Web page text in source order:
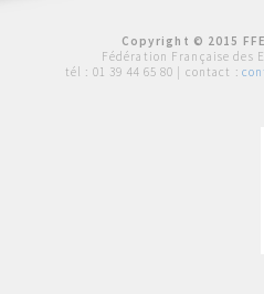
Copyright © 2015
Fédération Française des
tél : 01 39 44 65 80 | contact :